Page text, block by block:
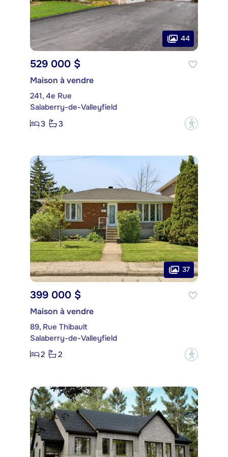
44
529 000 $
Maison à vendre
241, 4e Rue
Salaberry-de-Valleyfield
3
3 ?
37
399 000 $
Maison à vendre
89, Rue Thibault
Salaberry-de-Valleyfield
2
2 ?